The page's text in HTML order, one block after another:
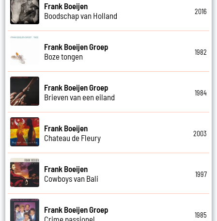
Frank Boeijen
Boodschap van Holland
2016
Frank Boeijen Groep
Boze tongen
1982
Frank Boeijen Groep
Brieven van een eiland
1984
Frank Boeijen
Chateau de Fleury
2003
Frank Boeijen
Cowboys van Bali
1997
Frank Boeijen Groep
Crime passionel
1985